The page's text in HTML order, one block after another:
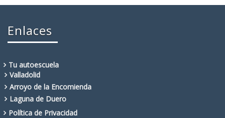
Enlaces
Tu autoescuela
Valladolid
Arroyo de la Encomienda
Laguna de Duero
Política de Privacidad